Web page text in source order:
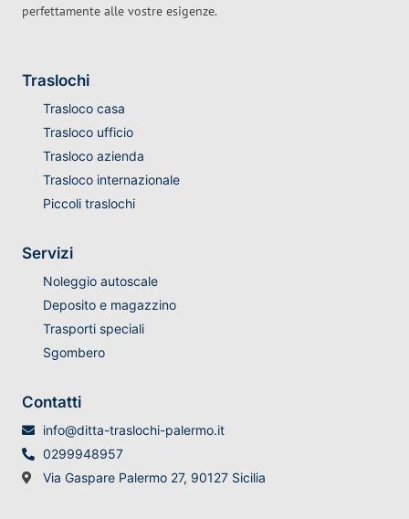
perfettamente alle vostre esigenze.
Traslochi
Trasloco casa
Trasloco ufficio
Trasloco azienda
Trasloco internazionale
Piccoli traslochi
Servizi
Noleggio autoscale
Deposito e magazzino
Trasporti speciali
Sgombero
Contatti
info@ditta-traslochi-palermo.it
0299948957
Via Gaspare Palermo 27, 90127 Sicilia